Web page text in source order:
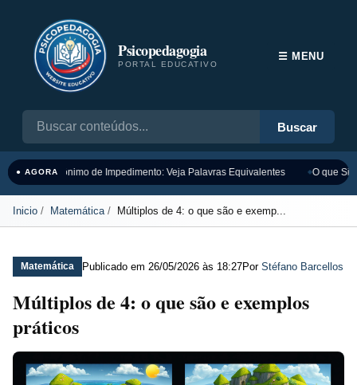
Psicopedagogia
PORTAL EDUCATIVO
Buscar
☰ MENU
● AGORASinônimo de Impedimento: Veja Palavras Equivalentes O que
Inicio Matemática Múltiplos de 4: o que são e exemp...
Matemática Publicado em 26/05/2026 às 18:27Por Stéfano Barcellos
Múltiplos de 4: o que são e exemplos
práticos